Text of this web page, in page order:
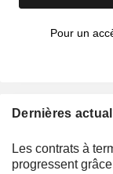
Pour un
Dernières
Les contrats à
progressent